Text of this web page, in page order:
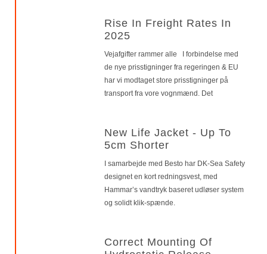
Rise In Freight Rates In
2025
Vejafgifter rammer alle I forbindelse med
de nye prisstigninger fra regeringen & EU
har vi modtaget store prisstigninger på
transport fra vore vognmænd. Det
New Life Jacket - Up To
5cm Shorter
I samarbejde med Besto har DK-Sea Safety
designet en kort redningsvest, med
Hammar’s vandtryk baseret udløser system
og solidt klik-spænde.
Correct Mounting Of